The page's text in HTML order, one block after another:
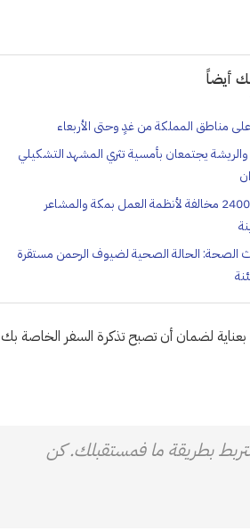
أيضاً
مناطق المملكة من غدٍ وحتى الأربعاء
والريشة يجتمعان بأمسية تثري المشهد التشكيلي
ضبط 2400 مخالفة لأنظمة العمل بمكة والمشاعر
الصحة: الحالة الصحية لضيوف الرحمن مستقرة
لضمان أن تصبح تذكرة السفر الخاصة بك
بطريقة ما فمستقبلك. كن